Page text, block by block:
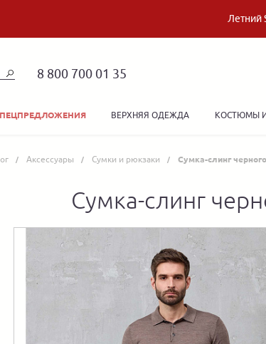
Летний
8 800 700 01 35
ВЕРХНЯЯ ОДЕЖДА КОСТЮМЫ
Аксессуары Сумки и рюкзаки Сумка-слинг
Сумка-слинг